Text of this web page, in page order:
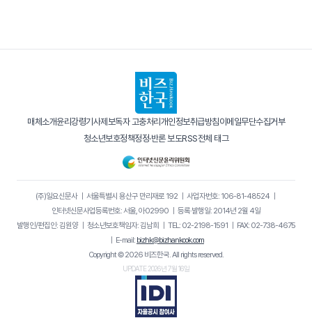
매체소개윤리강령기사제보독자 고충처리 개인정보취급방침이메일무단수집거부
청소년보호정책정정·반론 보도RSS전체 태그
(주)일요신문사｜ 서울특별시 용산구 만리재로 192｜ 사업자번호: 106-81-48524｜
인터넷신문사업등록번호: 서울, 아02990
등록·발행일: 2014년 2월 4일
발행인/편집인: 김원양｜ 청소년보호책임자: 김남희 TEL: 02-2198-1591
FAX: 02-738-4675
E-mail: bizhk@bizhankook.com
Copyright © 2026 비즈한국. All rights reserved.
UPDATE 2026년 7월 16일